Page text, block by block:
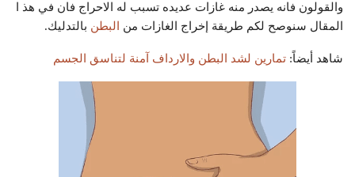
والقولون فانه يصدر منه غازات عديده تسبب له الاحراج فان في هذ ا
المقال سنوصح لكم طريقة إخراج الغازات من
البطن بالتدليك.
شاهد أيضاً: تمارين لشد البطن والارداف آمنة لتناسق الجسم